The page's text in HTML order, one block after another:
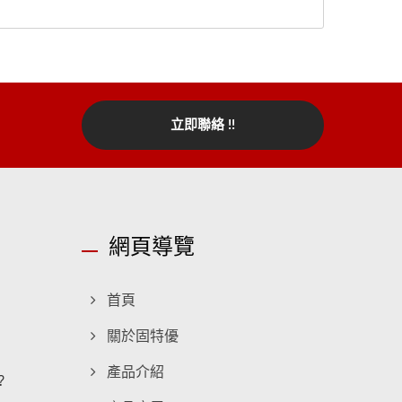
立即聯絡 !!
網頁導覽
首頁
關於固特優
產品介紹